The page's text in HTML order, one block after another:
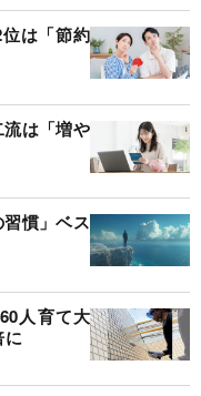
は「節約
流は「増や
慣」ベス
人育て大
に